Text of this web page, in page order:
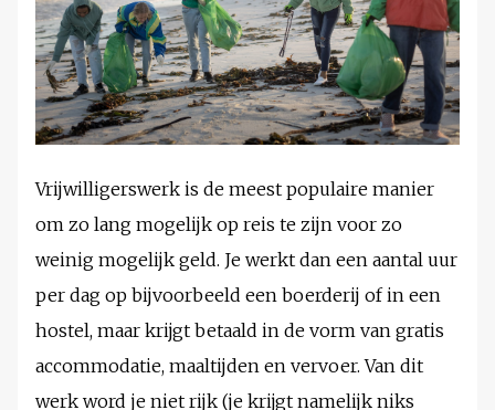
Vrijwilligerswerk is de meest populaire manier
om zo lang mogelijk op reis te zijn voor zo
weinig mogelijk geld. Je werkt dan een aantal uur
per dag op bijvoorbeeld een boerderij of in een
hostel, maar krijgt betaald in de vorm van gratis
accommodatie, maaltijden en vervoer. Van dit
werk word je niet rijk (je krijgt namelijk niks